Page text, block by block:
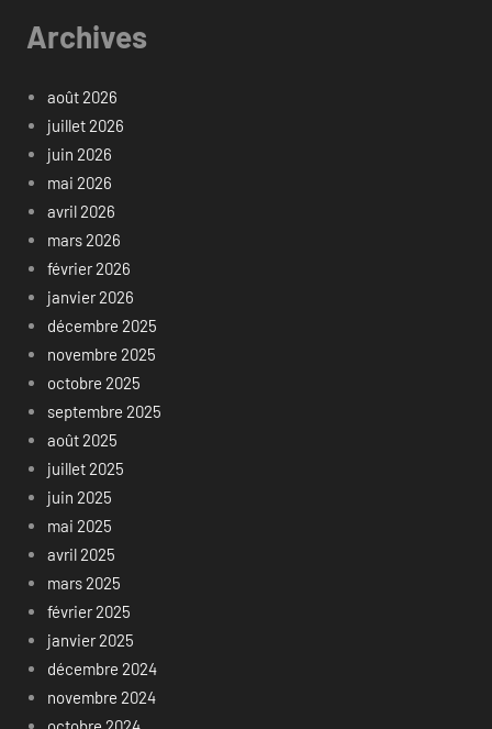
Archives
août 2026
juillet 2026
juin 2026
mai 2026
avril 2026
mars 2026
février 2026
janvier 2026
décembre 2025
novembre 2025
octobre 2025
septembre 2025
août 2025
juillet 2025
juin 2025
mai 2025
avril 2025
mars 2025
février 2025
janvier 2025
décembre 2024
novembre 2024